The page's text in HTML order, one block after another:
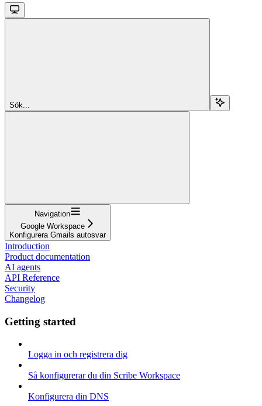
Sök...
Navigation
Google Workspace
Konfigurera Gmails autosvar
Introduction
Product documentation
AI agents
API Reference
Security
Changelog
Getting started
Logga in och registrera dig
Så konfigurerar du din Scribe Workspace
Konfigurera din DNS